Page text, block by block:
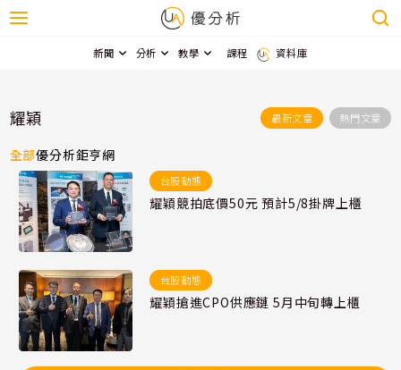
新聞 分析 教學 課程 資料庫
耀穎 最新文章 熱門文章
全部優分析鉅亨網
台股動態
耀穎競拍底價50元 預計5/8掛牌上櫃
台股動態
耀穎搶進CPO供應鏈 5月中旬轉上櫃